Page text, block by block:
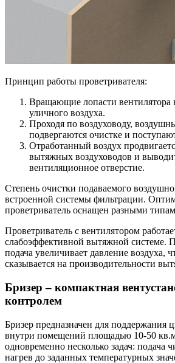
Принцип работы проветривателя:
Вращающие лопасти вентилятора
уличного воздуха.
Проходя по воздуховоду,
подвергаются очистке и
Отработанный воздух
вытяжных воздуховодов и
вентиляционное отверстие.
Степень очистки подаваемого
встроенной системы фильтрации.
проветриватель оснащен разными
Проветриватель с вентилятором
слабоэффективной вытяжной системе.
подача увеличивает давление воздуха,
сказывается на производительности
Бризер – компактная
контролем
Бризер предназначен для поддержания
внутри помещений площадью 10-50
одновременно несколько задач: подача
нагрев до заданных температурных